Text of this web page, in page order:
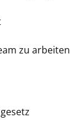
zu arbeiten